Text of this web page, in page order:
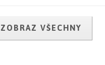
ZOBRAZ VŠECHNY